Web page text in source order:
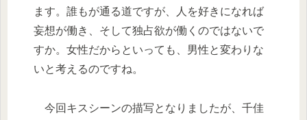
ます。誰もが通る道ですが、人を好きになれば
妄想が働き、そして独占欲が働くのではないで
すか。女性だからといっても、男性と変わりな
いと考えるのですね。
今回キスシーンの描写となりましたが、千佳